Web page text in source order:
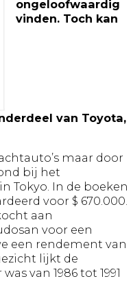
ongeloofwaardig
vinden. Toch kan
van Toyota,
maar door
bij het
Tokyo. In de boeken
voor $ 670.000.
aan
voor een
een rendement van
lijkt de
van 1986 tot 1991